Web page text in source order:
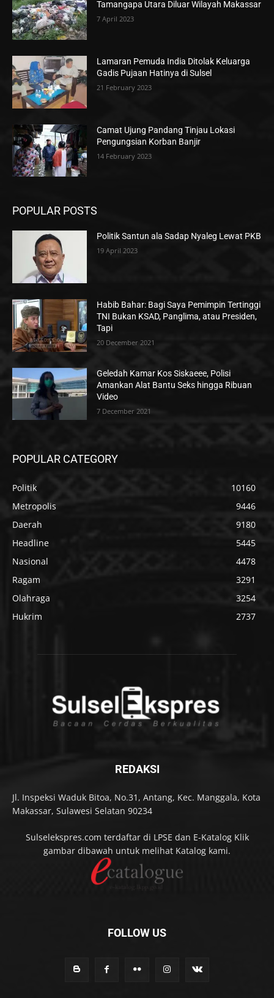
Tamangapa Utara Diluar Wilayah Makassar
7 April 2023
Lamaran Pemuda India Ditolak Keluarga
Gadis Pujaan Hatinya di Sulsel
21 February 2023
Camat Ujung Pandang Tinjau Lokasi
Pengungsian Korban Banjir
14 February 2023
POPULAR POSTS
Politik Santun ala Sadap Nyaleg Lewat PKB
19 April 2023
Habib Bahar: Bagi Saya Pemimpin Tertinggi
TNI Bukan KSAD, Panglima, atau Presiden,
Tapi
20 December 2021
Geledah Kamar Kos Siskaeee, Polisi
Amankan Alat Bantu Seks hingga Ribuan
Video
7 December 2021
POPULAR CATEGORY
Politik
10160
Metropolis
9446
Daerah
9180
Headline
5445
Nasional
4478
Ragam
3291
Olahraga
3254
Hukrim
2737
REDAKSI
Jl. Inspeksi Waduk Bitoa, No.31, Antang, Kec. Manggala, Kota
Makassar, Sulawesi Selatan 90234
Sulselekspres.com terdaftar di LPSE dan E-Katalog Klik
gambar dibawah untuk melihat Katalog kami.
FOLLOW US